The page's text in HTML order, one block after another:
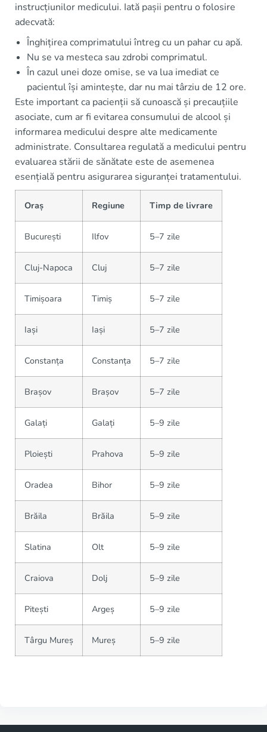
instrucțiunilor medicului. Iată pașii pentru o folosire
adecvată:
Înghițirea comprimatului întreg cu un pahar cu apă.
Nu se va mesteca sau zdrobi comprimatul.
În cazul unei doze omise, se va lua imediat ce
pacientul își amintește, dar nu mai târziu de 12 ore.
Este important ca pacienții să cunoască și precauțiile
asociate, cum ar fi evitarea consumului de alcool și
informarea medicului despre alte medicamente
administrate. Consultarea regulată a medicului pentru
evaluarea stării de sănătate este de asemenea
esențială pentru asigurarea siguranței tratamentului.
Oraș Regiune Timp de livrare
București Ilfov 5–7 zile
Cluj-Napoca Cluj 5–7 zile
Timișoara Timiș 5–7 zile
Iași Iași 5–7 zile
Constanța Constanța 5–7 zile
Brașov Brașov 5–7 zile
Galați Galați 5–9 zile
Ploiești Prahova 5–9 zile
Oradea Bihor 5–9 zile
Brăila Brăila 5–9 zile
Slatina Olt 5–9 zile
Craiova Dolj 5–9 zile
Pitești Argeș 5–9 zile
Târgu Mureș Mureș 5–9 zile